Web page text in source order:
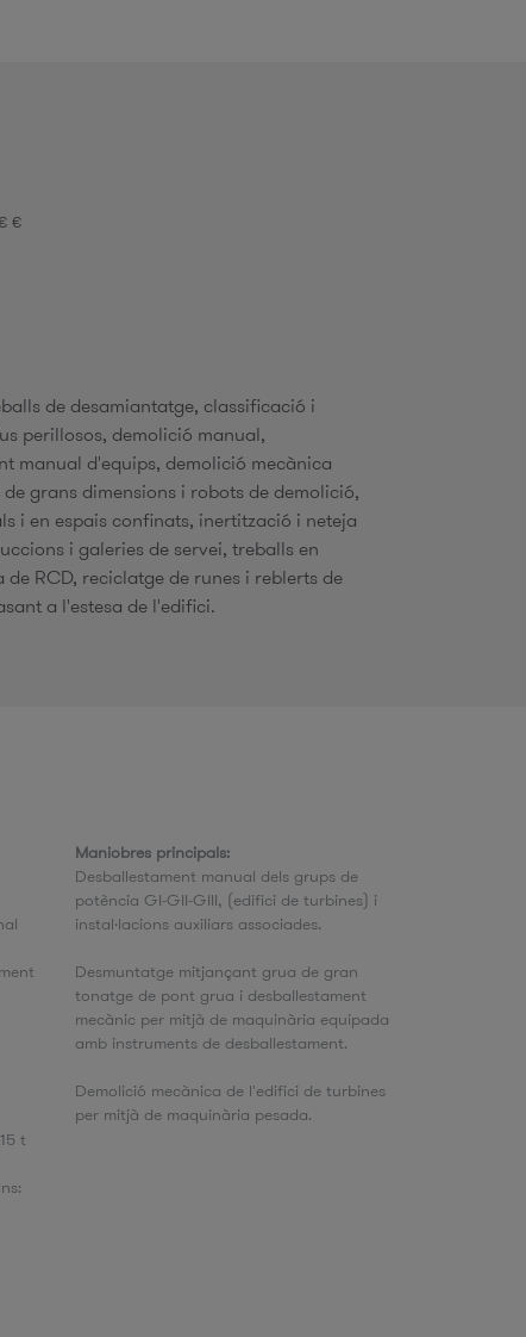
€
de desamiantatge, classificació i
perillosos, demolició manual,
manual d'equips, demolició mecànica
grans dimensions i robots de demolició,
i en espais confinats, inertització i neteja
i galeries de servei, treballs en
de RCD, reciclatge de runes i reblerts de
a l'estesa de l'edifici.
t
Maniobres principals:
Desballestament manual dels grups de
potència GI-GII-GIII, (edifici de turbines) i
instal·lacions auxiliars associades.
Desmuntatge mitjançant grua de gran
tonatge de pont grua i desballestament
mecànic per mitjà de maquinària equipada
amb instruments de desballestament.
Demolició mecànica de l'edifici de turbines
per mitjà de maquinària pesada.